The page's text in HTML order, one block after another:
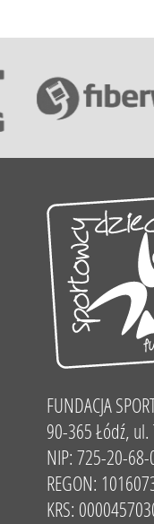
FUNDACJA
90-365 Łódź,
NIP: 725-20-68-
REGON:
KRS: